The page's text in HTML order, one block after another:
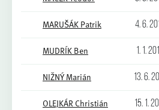
MARUŠÁK Patrik 4. 6.
MUDRÍK Ben 1. 1.
NIŽNÝ Marián 13. 6.
OLEJKÁR Christián 15. 1.